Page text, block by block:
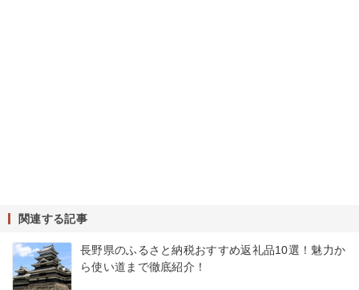
関連する記事
長野県のふるさと納税おすすめ返礼品10選！魅力か
ら使い道まで徹底紹介！